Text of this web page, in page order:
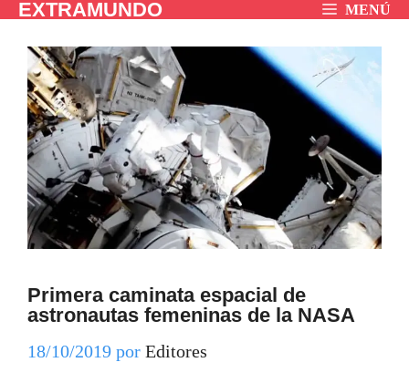
Saltar
contenido
EXTRAMUNDO MENÚ
Primera caminata espacial de
astronautas femeninas de la NASA
18/10/2019 por Editores